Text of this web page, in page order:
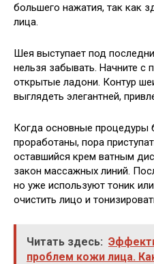
большего нажатия, так как
лица.
Шея выступает под
нельзя забывать. Начните с
открытые ладони. Контур
выглядеть элегантней,
Когда основные процедуры
проработаны, пора
оставшийся крем ватным
закон массажных линий.
но уже используют тоник
очистить лицо и
Читать здесь:
проблем кожи лица.